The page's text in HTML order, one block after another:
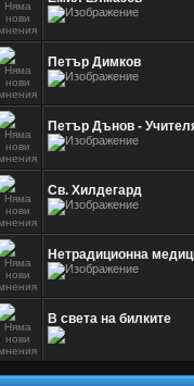
Петър Димков
Петър Дънов -
Св. Хилдегард
Нетрадиционна
В света на билките